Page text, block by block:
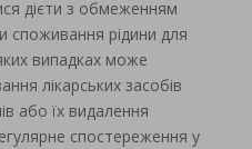
дієти з обмеженням
споживання рідини для
випадках може
лікарських засобів
або їх видалення
спостереження у